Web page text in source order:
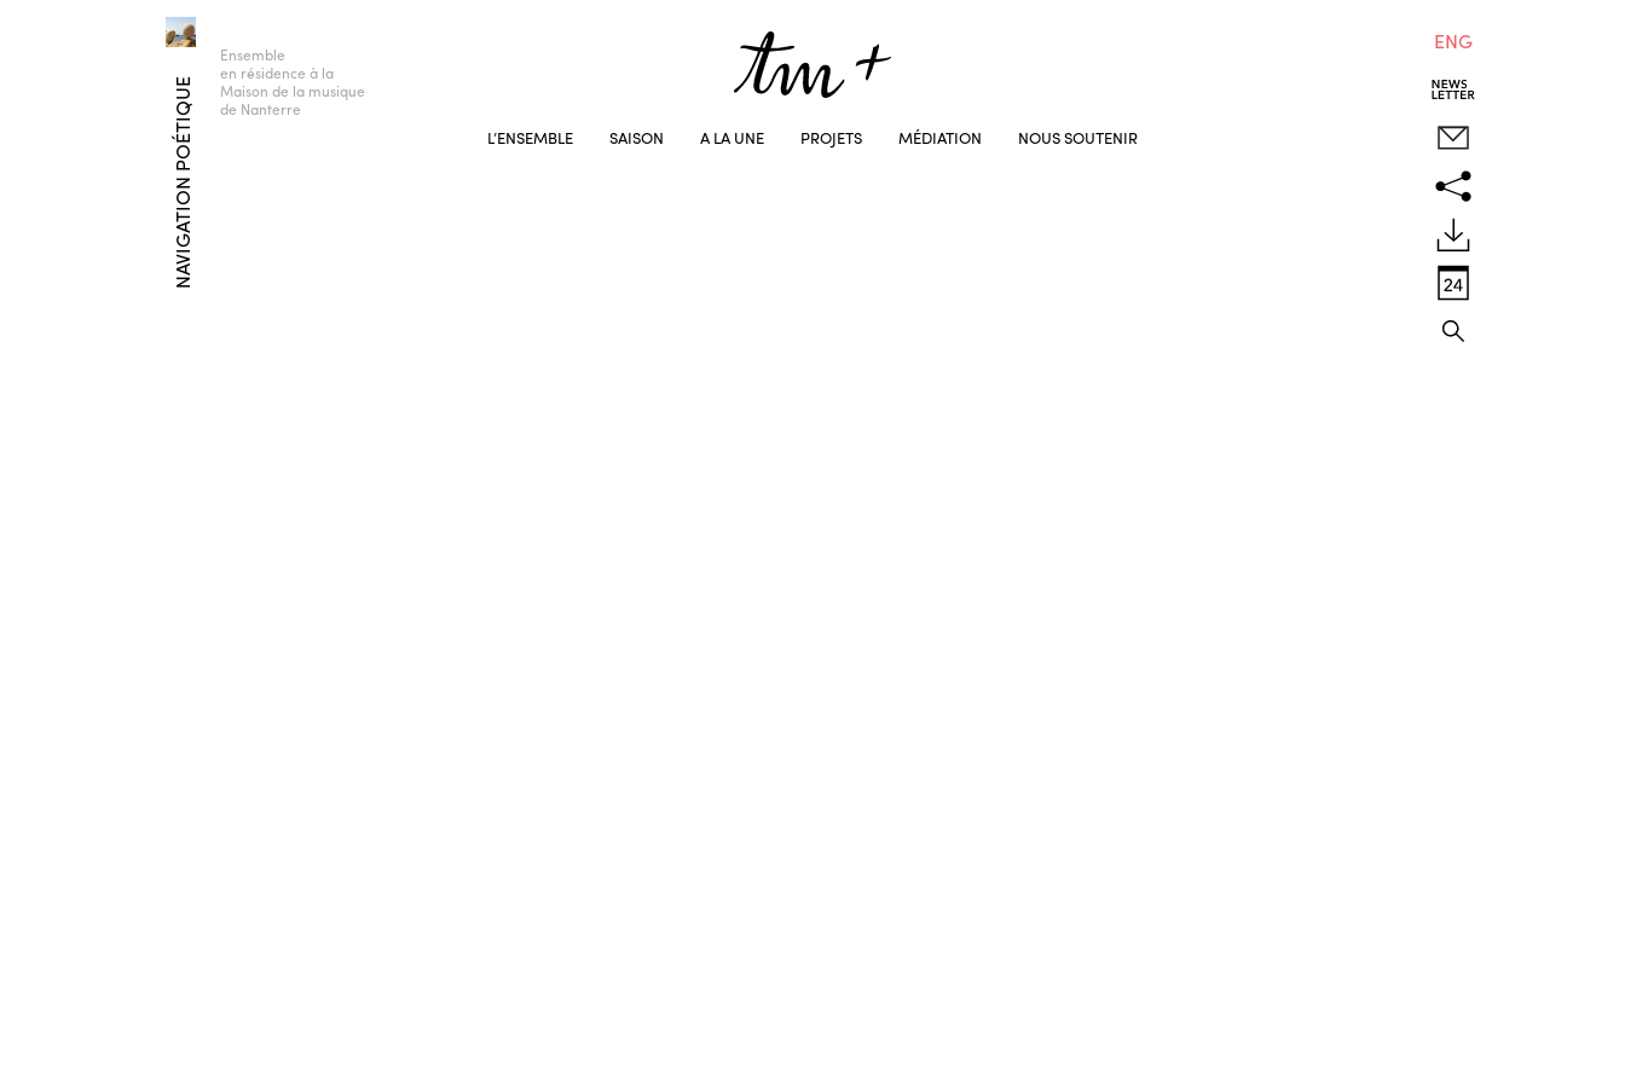
NAVIGATION POÉTIQUE
Ensemble
en résidence à la
Maison de la musique
de Nanterre
L’ENSEMBLE SAISON A LA UNE PROJETS MÉDIATION NOUS SOUTENIR
ENG